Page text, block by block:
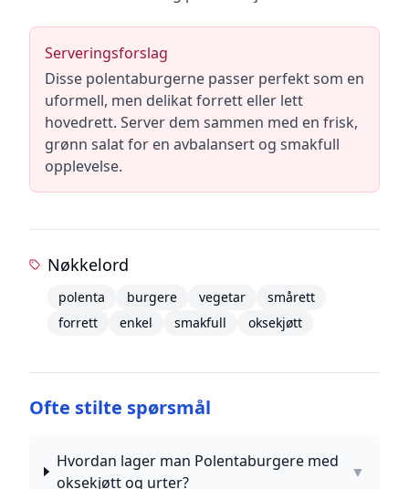
Serveringsforslag
Disse polentaburgerne passer perfekt som en
uformell, men delikat forrett eller lett
hovedrett. Server dem sammen med en frisk,
grønn salat for en avbalansert og smakfull
opplevelse.
Nøkkelord
polenta burgere vegetar
smårett
forrett
enkel smakfull oksekjøtt
Ofte stilte spørsmål
Hvordan lager man Polentaburgere med
oksekjøtt og urter?
▼